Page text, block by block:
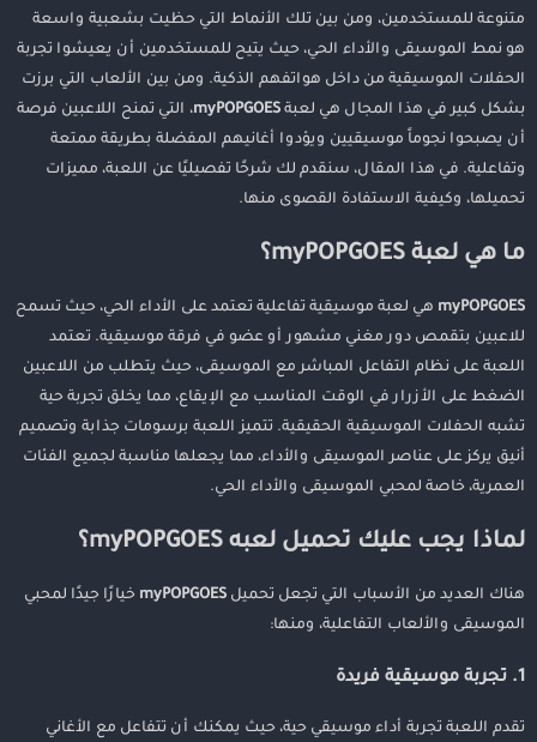
متنوعة للمستخدمين، ومن بين تلك الأنماط التي حظيت بشعبية واسعة
هو نمط الموسيقى والأداء الحي، حيث يتيح للمستخدمين أن يعيشوا تجربة
الحفلات الموسيقية من داخل هواتفهم الذكية. ومن بين الألعاب التي برزت
بشكل كبير في هذا المجال هي لعبة myPOPGOES، التي تمنح اللاعبين فرصة
أن يصبحوا نجوماً موسيقيين ويؤدوا أغانيهم المفضلة بطريقة ممتعة
وتفاعلية. في هذا المقال، سنقدم لك شرحًا تفصيليًا عن اللعبة، مميزات
تحميلها، وكيفية الاستفادة القصوى منها.
ما هي لعبة myPOPGOES؟
myPOPGOES هي لعبة موسيقية تفاعلية تعتمد على الأداء الحي، حيث تسمح
للاعبين بتقمص دور مغني مشهور أو عضو في فرقة موسيقية. تعتمد
اللعبة على نظام التفاعل المباشر مع الموسيقى، حيث يتطلب من اللاعبين
الضغط على الأزرار في الوقت المناسب مع الإيقاع، مما يخلق تجربة حية
تشبه الحفلات الموسيقية الحقيقية. تتميز اللعبة برسومات جذابة وتصميم
أنيق يركز على عناصر الموسيقى والأداء، مما يجعلها مناسبة لجميع الفئات
العمرية، خاصة لمحبي الموسيقى والأداء الحي.
لماذا يجب عليك تحميل لعبه myPOPGOES؟
هناك العديد من الأسباب التي تجعل تحميل myPOPGOES خيارًا جيدًا لمحبي
الموسيقى والألعاب التفاعلية، ومنها:
1. تجربة موسيقية فريدة
تقدم اللعبة تجربة أداء موسيقي حية، حيث يمكنك أن تتفاعل مع الأغاني